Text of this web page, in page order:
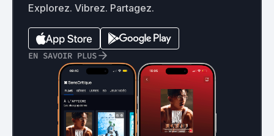
Explorez. Vibrez. Partagez.
EN SAVOIR PLUS